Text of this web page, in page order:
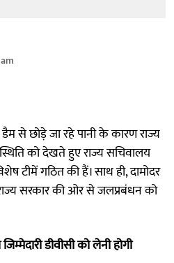
से छोड़े जा रहे पानी के कारण राज्य
को देखते हुए राज्य सचिवालय
टीमें गठित की हैं। साथ ही, दामोदर
सरकार की ओर से जलप्रबंधन को
डीवीसी को लेनी होगी